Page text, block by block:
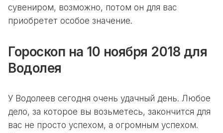
сувениром, возможно, потом он для вас
приобретет особое значение.
Гороскоп на 10 ноября 2018 для
Водолея
У Водолеев сегодня очень удачный день. Любое
дело, за которое вы возьметесь, закончится для
вас не просто успехом, а огромным успехом.